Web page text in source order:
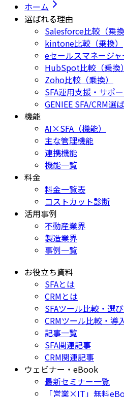
ホーム
選ばれる理由
Salesforce比較（乗換
kintone比較（乗換）
eセールスマネージャ
HubSpot比較（乗換）
Zoho比較（乗換）
SFA運用支援・サポ
GENIEE SFA/CRM選
機能
AI×SFA（機能）
主な管理機能
連携機能
機能一覧
料金
料金一覧表
コストカット診断
活用事例
不動産業界
製造業界
事例一覧
お役立ち資料
SFAとは
CRMとは
SFAツール比較・選
CRMツール比較・導
記事一覧
SFA関連記事
CRM関連記事
ウェビナー・eBook
最新セミナー一覧
「営業×IT」無料